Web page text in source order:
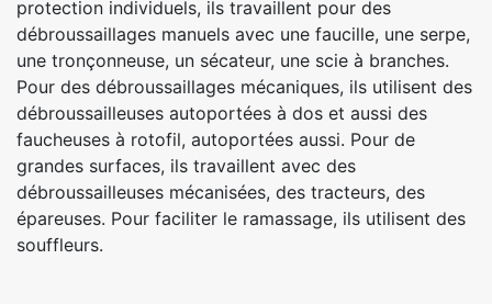
protection individuels, ils travaillent pour des
débroussaillages manuels avec une faucille, une serpe,
une tronçonneuse, un sécateur, une scie à branches.
Pour des débroussaillages mécaniques, ils utilisent des
débroussailleuses autoportées à dos et aussi des
faucheuses à rotofil, autoportées aussi. Pour de
grandes surfaces, ils travaillent avec des
débroussailleuses mécanisées, des tracteurs, des
épareuses. Pour faciliter le ramassage, ils utilisent des
souffleurs.